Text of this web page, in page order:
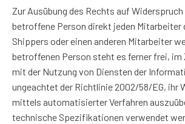
Zur Ausübung des Rechts auf
betroffene Person direkt jeden Mitarbeiter
Shippers oder einen anderen Mitarbeiter
betroffenen Person steht es ferner frei, im
mit der Nutzung von Diensten der
ungeachtet der Richtlinie 2002/58/EG, ihr
mittels automatisierter Verfahren
technische Spezifikationen verwendet